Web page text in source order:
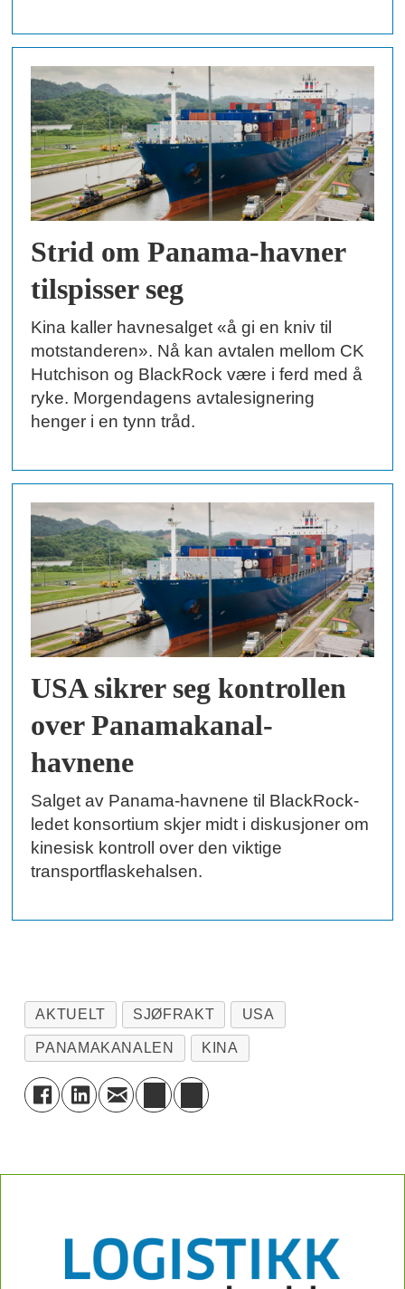
Strid om Panama-havner
tilspisser seg
Kina kaller havnesalget «å gi en kniv til
motstanderen». Nå kan avtalen mellom CK
Hutchison og BlackRock være i ferd med å
ryke. Morgendagens avtalesignering
henger i en tynn tråd.
USA sikrer seg kontrollen
over Panamakanal-
havnene
Salget av Panama-havnene til BlackRock-
ledet konsortium skjer midt i diskusjoner om
kinesisk kontroll over den viktige
transportflaskehalsen.
AKTUELT SJØFRAKT USA
PANAMAKANALEN KINA